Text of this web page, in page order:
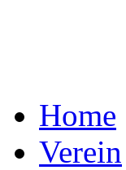
Home
Verein